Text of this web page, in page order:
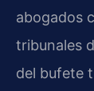
abogados
tribunales
del bufete